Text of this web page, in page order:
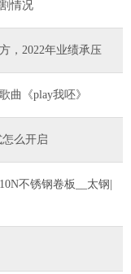
情况
，2022年业绩承压
曲《play我呸》
么开启
不锈钢卷板__太钢|